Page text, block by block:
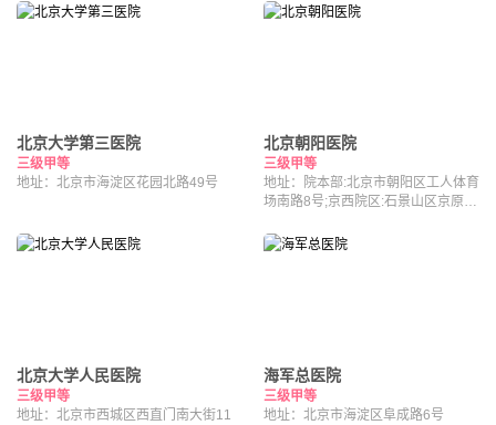
北京大学第三医院
三级甲等
地址：北京市海淀区花园北路49号
北京朝阳医院
三级甲等
地址：院本部:北京市朝阳区工人体育
场南路8号;京西院区:石景山区京原路
北京大学人民医院
三级甲等
地址：北京市西城区西直门南大街11
海军总医院
三级甲等
地址：北京市海淀区阜成路6号